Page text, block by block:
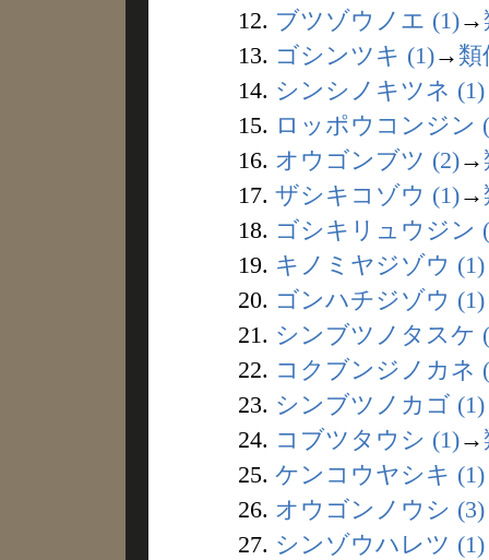
12. ブツゾウノエ (1)→
13. ゴシンツキ (1)→ 類
14. シンシノキツネ (1)
15. ロッポウコンジン
16. オウゴンブツ (2)→
17. ザシキコゾウ (1)→
18. ゴシキリュウジン
19. キノミヤジゾウ (1)
20. ゴンハチジゾウ (1)
21. シンブツノタスケ
22. コクブンジノカネ
23. シンブツノカゴ (1)
24. コブツタウシ (1)→
25. ケンコウヤシキ (1)
26. オウゴンノウシ (3)
27. シンゾウハレツ (1)